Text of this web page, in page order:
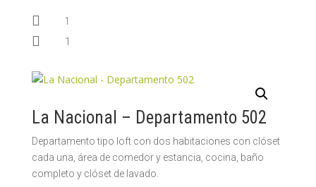
 1
 1
La Nacional – Departamento 502
Departamento tipo loft con dos habitaciones con clóset
cada una, área de comedor y estancia, cocina, baño
completo y clóset de lavado.